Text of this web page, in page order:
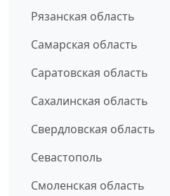
Рязанская область
Самарская область
Саратовская область
Сахалинская область
Свердловская область
Севастополь
Смоленская область